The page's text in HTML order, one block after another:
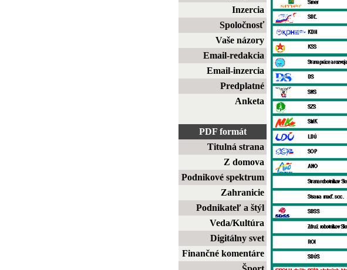
Inzercia
Spoločnosť
Vaše názory
Email-redakcia
Email-inzercia
Predplatné
Anketa
PDF formát
Titulná strana
Z domova
Podnikové spektrum
Zahranicie
Podnikateľ a štýl
Veda/Kultúra
Digitálny svet
Finančné komentáre